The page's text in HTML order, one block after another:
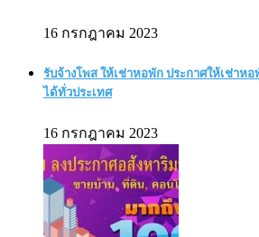
16 กรกฎาคม 2023
รับจ้างโพส ให้เช่าหอพัก ประกาศให้เช่าห
ได้ทั่วประเทศ
16 กรกฎาคม 2023